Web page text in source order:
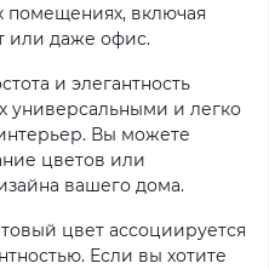
помещениях, включая
или даже офис.
и элегантность
универсальными и легко
Вы можете
цветов или
вашего дома.
цвет ассоциируется
Если вы хотите